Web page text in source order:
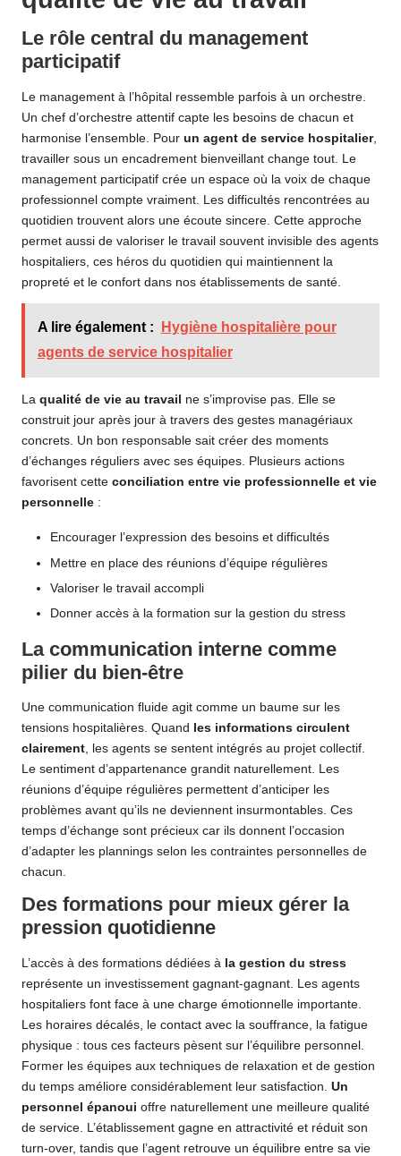
Le rôle central du management
participatif
Le management à l’hôpital ressemble parfois à un orchestre.
Un chef d’orchestre attentif capte les besoins de chacun et
harmonise l’ensemble. Pour un agent de service hospitalier,
travailler sous un encadrement bienveillant change tout. Le
management participatif crée un espace où la voix de chaque
professionnel compte vraiment. Les difficultés rencontrées au
quotidien trouvent alors une écoute sincere. Cette approche
permet aussi de valoriser le travail souvent invisible des agents
hospitaliers, ces héros du quotidien qui maintiennent la
propreté et le confort dans nos établissements de santé.
A lire également :
Hygiène hospitalière pour
agents de service hospitalier
La qualité de vie au travail
ne s’improvise pas. Elle se
construit jour après jour à travers des gestes managériaux
concrets. Un bon responsable sait créer des moments
d’échanges réguliers avec ses équipes. Plusieurs actions
favorisent cette conciliation entre vie professionnelle et vie
personnelle :
Encourager l’expression des besoins et difficultés
Mettre en place des réunions d’équipe régulières
Valoriser le travail accompli
Donner accès à la formation sur la gestion du stress
La communication interne comme
pilier du bien-être
Une communication fluide agit comme un baume sur les
tensions hospitalières. Quand
les informations circulent
clairement, les agents se sentent intégrés au projet collectif.
Le sentiment d’appartenance grandit naturellement. Les
réunions d’équipe régulières permettent d’anticiper les
problèmes avant qu’ils ne deviennent insurmontables. Ces
temps d’échange sont précieux car ils donnent l’occasion
d’adapter les plannings selon les contraintes personnelles de
chacun.
Des formations pour mieux gérer la
pression quotidienne
L’accès à des formations dédiées à la gestion du stress
représente un investissement gagnant-gagnant. Les agents
hospitaliers font face à une charge émotionnelle importante.
Les horaires décalés, le contact avec la souffrance, la fatigue
physique : tous ces facteurs pèsent sur l’équilibre personnel.
Former les équipes aux techniques de relaxation et de gestion
du temps améliore considérablement leur satisfaction. Un
personnel épanoui offre naturellement une meilleure qualité
de service. L’établissement gagne en attractivité et réduit son
turn-over, tandis que l’agent retrouve un équilibre entre sa vie